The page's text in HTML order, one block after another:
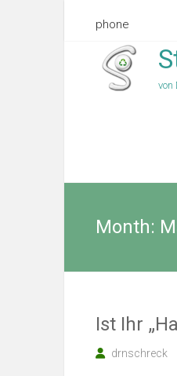
phone
von
Month:
Ist Ihr
drnschreck